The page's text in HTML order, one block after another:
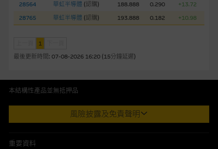
28564
華虹半導體 (認購) 188.888 0.290
+13.72
28765
華虹半導體 (認購) 193.888 0.182 +10.98
1
最後更新時間: 07-08-2026 16:20 (15分鐘延遲)
權，因此對此等網站的內容及所介紹服務或產品是否準確或合
適，不作任何聲明。麥格理集團建議閣下自行向本網站述及或連
接的第三者查詢。此外，載有第三者網站的連結，不應視為該第
三者推介本網站。
本網站雖連接第三者管理的網站，但麥格理集團並非授權網站瀏
經由本網站接觸到的軟件應用
部分可經本網站連結下載的軟件程式屬於第三者的產品。閣下使
受軟件持有人訂出的使用條款約束。
本結構性產品並無抵押品
此內容來自我們在所示日期時認為可靠之來源，且均以真誠提供。然
而，Macquarie Capital Limited (CE No. AAC 534)(「 MCL 」)不作陳
亦不為資料的準確程度、完整性及合時性負上責任。
風險披露及免責聲明
重要資料